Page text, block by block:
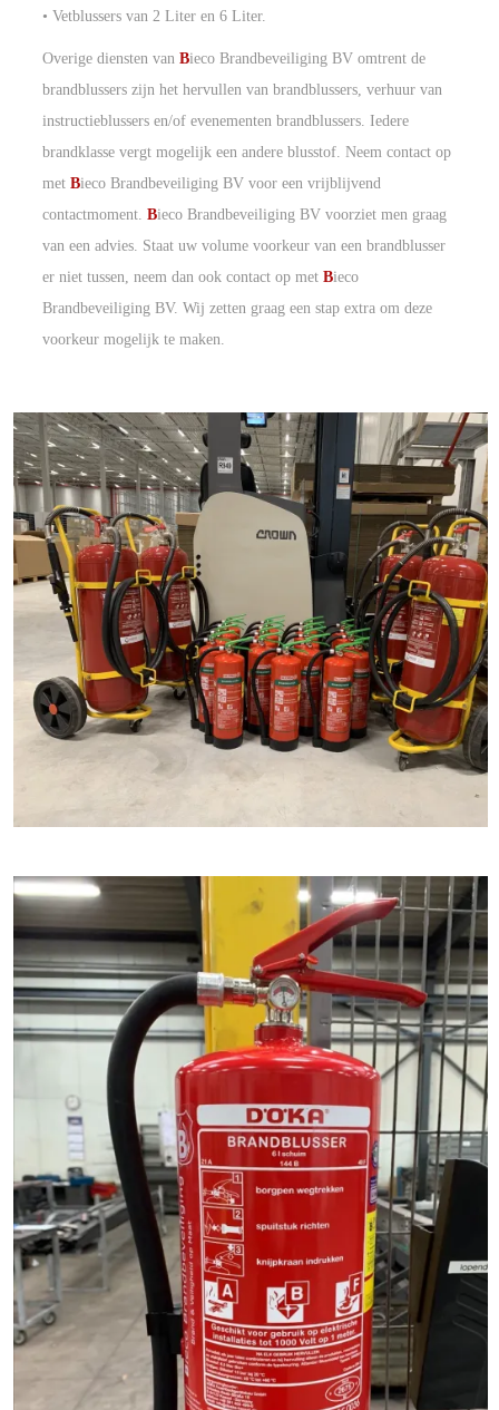
• Vetblussers van 2 Liter en 6 Liter.
Overige diensten van Bieco Brandbeveiliging BV omtrent de
brandblussers zijn het hervullen van brandblussers, verhuur van
instructieblussers en/of evenementen brandblussers. Iedere
brandklasse vergt mogelijk een andere blusstof. Neem contact op
met Bieco Brandbeveiliging BV voor een vrijblijvend
contactmoment. Bieco Brandbeveiliging BV voorziet men graag
van een advies. Staat uw volume voorkeur van een brandblusser
er niet tussen, neem dan ook contact op met Bieco
Brandbeveiliging BV. Wij zetten graag een stap extra om deze
voorkeur mogelijk te maken.